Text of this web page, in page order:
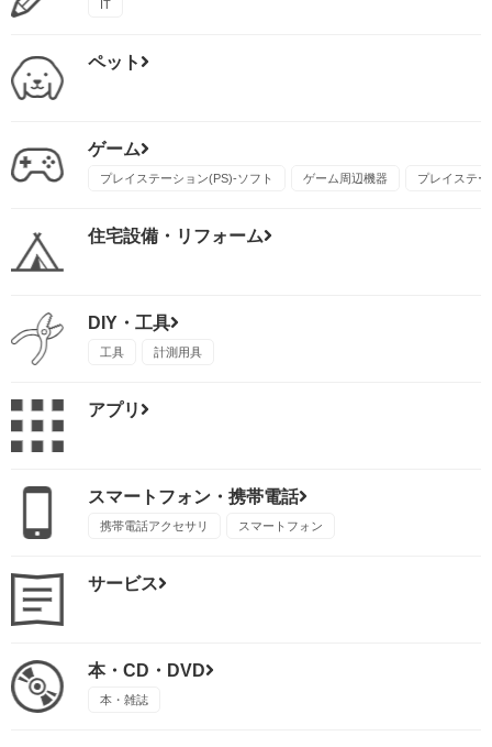
IT
ペット
ゲーム
プレイステーション(PS)-ソフト ゲーム周辺機器 プレイステ
住宅設備・リフォーム
DIY・工具
工具 計測用具
アプリ
スマートフォン・携帯電話
携帯電話アクセサリ スマートフォン
サービス
本・CD・DVD
本・雑誌